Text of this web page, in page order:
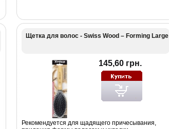
Щетка для волос - Swiss Wood – Forming Large
145,60 грн.
Рекомендуется для щадящего причесывания,